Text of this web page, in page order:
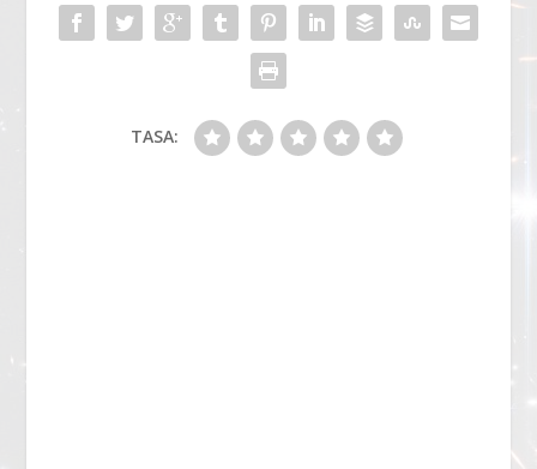
TASA: